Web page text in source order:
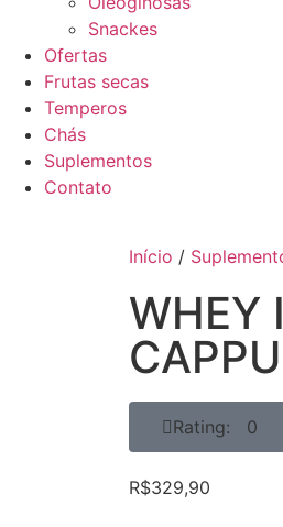
Snackes
Ofertas
Frutas secas
Temperos
Chás
Suplementos
Contato
Início /
WHEY
Rating: 0
R$329,90